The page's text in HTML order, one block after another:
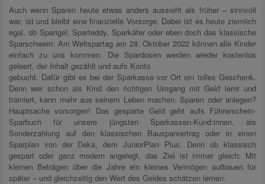
Auch wenn Sparen heute etwas anders aussieht als früher – sinnvoll
war, ist und bleibt eine finanzielle Vorsorge. Dabei ist es heute ziemlich
egal, ob Sparigel, Sparteddy, Sparkäfer oder eben doch das klassische
Sparschwein: Am Weltspartag am 28. Oktober 2022 können alle Kinder
einfach zu uns kommen. Die Spardosen werden wieder kostenlos
geleert, der Inhalt gezählt und aufs Konto
gebucht. Dafür gibt es bei der Sparkasse vor Ort ein tolles Geschenk.
Denn wer schon als Kind den richtigen Umgang mit Geld lernt und
trainiert, kann mehr aus seinem Leben machen. Sparen oder anlegen?
Hauptsache vorsorgen! Das gesparte Geld geht aufs Führerschein-
Sparbuch für unsere jüngsten Sparkassen-Kund:innen, als
Sonderzahlung auf den klassischen Bausparvertrag oder in einen
Sparplan von der Deka, dem JuniorPlan Plus. Denn ob klassisch
gespart oder ganz modern angelegt, das Ziel ist immer gleich: Mit
kleinen Beträgen über die Jahre ein kleines Vermögen aufbauen für
später – und gleichzeitig den Wert des Geldes schätzen lernen.